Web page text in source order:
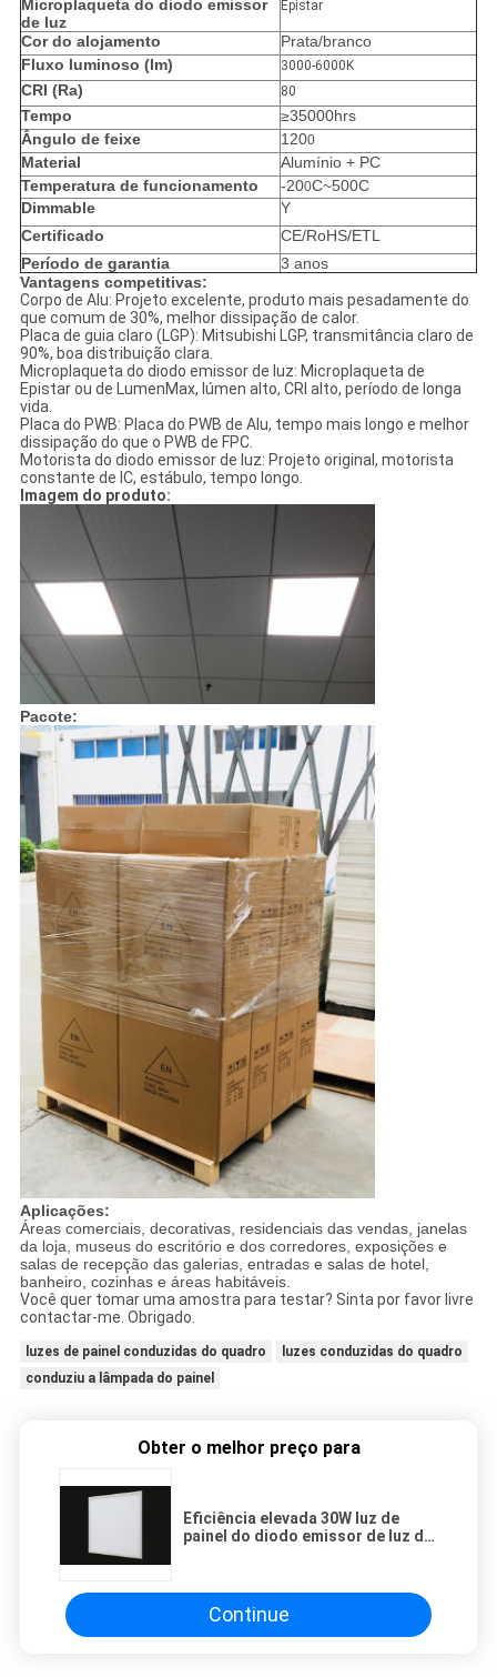
Microplaqueta do diodo emissor
de luz
Epistar
Cor do alojamento
Prata/branco
Fluxo luminoso (lm)
3000-6000K
CRI (Ra) 80
Tempo
≥35000hrs
Ângulo de feixe
1200
Material
Alumínio + PC
Temperatura de funcionamento
-200C~500C
Dimmable
Y
Certificado
CE/RoHS/ETL
Período de garantia
3 anos
Vantagens competitivas:
Corpo de Alu: Projeto excelente, produto mais pesadamente do
que comum de 30%, melhor dissipação de calor.
Placa de guia claro (LGP): Mitsubishi LGP, transmitância claro de
90%, boa distribuição clara.
Microplaqueta do diodo emissor de luz: Microplaqueta de
Epistar ou de LumenMax, lúmen alto, CRI alto, período de longa
vida.
Placa do PWB: Placa do PWB de Alu, tempo mais longo e melhor
dissipação do que o PWB de FPC.
Motorista do diodo emissor de luz: Projeto original, motorista
constante de IC, estábulo, tempo longo.
Imagem do produto:
Pacote:
Aplicações:
Áreas comerciais, decorativas, residenciais das vendas, janelas
da loja, museus do escritório e dos corredores, exposições e
salas de recepção das galerias, entradas e salas de hotel,
banheiro, cozinhas e áreas habitáveis.
Você quer tomar uma amostra para testar? Sinta por favor livre
contactar-me. Obrigado.
luzes de painel conduzidas do quadro
luzes conduzidas do quadro
conduziu a lâmpada do painel
Obter o melhor preço para
Eficiência elevada 30W luz de
painel do diodo emissor de luz de
Continue